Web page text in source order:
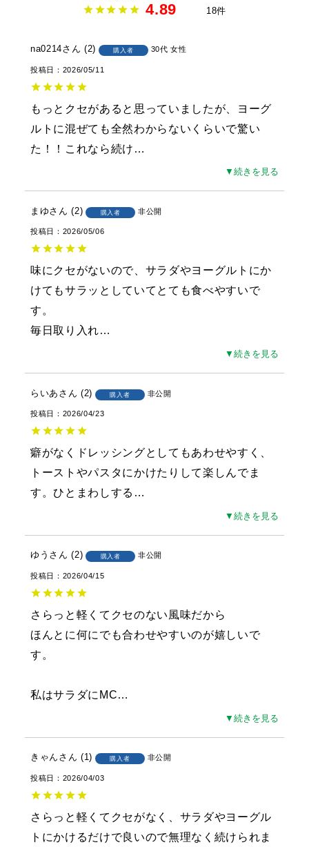
4.89 18
na0214 2 購入者 30代 女性
投稿日 2026/05/11
もっとクセがあると思っていましたが、ヨーグ
ルトに混ぜても全然わからないくらいで驚い
た！！これなら続け
▼続きを見る
まゆ 2 購入者 非公開
投稿日 2026/05/06
味にクセがないので、サラダやヨーグルトにか
けてもサラッとしていてとても食べやすいで
す。
毎日取り入れ…
▼続きを見る
らいあ 2 購入者 非公開
投稿日 2026/04/23
癖がなくドレッシングとしてもあわせやすく、
トーストやパスタにかけたりして楽しんでま
す。ひとまわしする …
▼続きを見る
ゆう 2 購入者 非公開
投稿日 2026/04/15
さらっと軽くてクセのない風味だから
ほんとに何にでも合わせやすいのが嬉しいで
す。
私はサラダにMC…
▼続きを見る
きゃん 1 購入者 非公開
投稿日 2026/04/03
さらっと軽くてクセがなく、サラダやヨーグル
トにかけるだけで良いので無理なく続けられま